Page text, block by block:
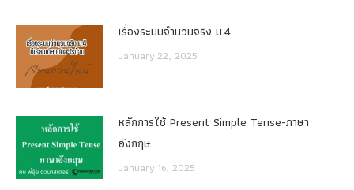
เรื่องระบบจํานวนจริง ม.4
January 22, 2025
หลักการใช้ Present Simple Tense-ภาษา
อังกฤษ
January 16, 2025